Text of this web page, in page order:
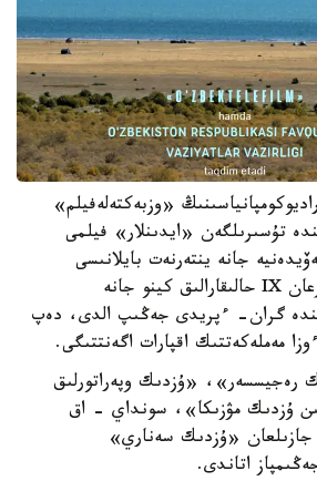
«وزبەكتەلەفيلم»
تۇسىرىلگەن «ايدىنلار» فيلمى
جانە ينتەرنەت بايلانىسى
اكادەمياسى ۇيىمداستىرعان IX حالىقارالىق كينو جانە
گران- ءپريدى جەڭىپ الدى، دەپ
مەملەكەتتىك اقپارات اگەنتتىگى.
رەجيسسەر»، «ۇزدىك وپەراتورلىق
ۇزدىك مۋزىكا»، سونداي - اق
جازىلعان «ۇزدىك سەناري»
اتاندى.